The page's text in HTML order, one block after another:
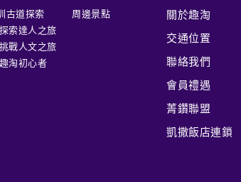
古道探索
索達人之旅
戰人文之旅
淘初心者
周邊景點
關於趣淘
交通位置
聯絡我們
會員禮遇
菁鑽聯盟
凱撒飯店連鎖